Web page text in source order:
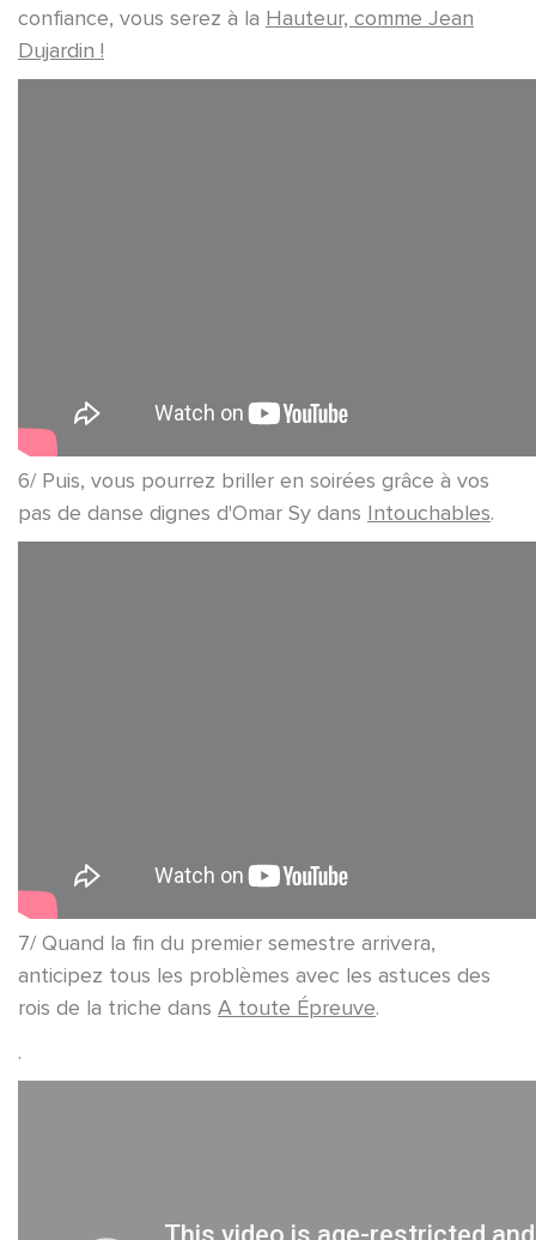
confiance, vous serez à la Hauteur, comme Jean
Dujardin !
6/ Puis, vous pourrez briller en soirées grâce à vos
pas de danse dignes d'Omar Sy dans Intouchables.
7/ Quand la fin du premier semestre arrivera,
anticipez tous les problèmes avec les astuces des
rois de la triche dans A toute Épreuve.
.